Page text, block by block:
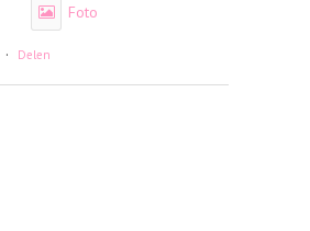
Foto
· Delen